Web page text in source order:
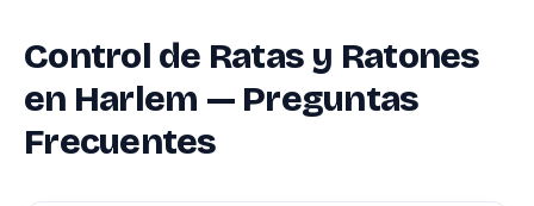
Control de Ratas y Ratones
en Harlem — Preguntas
Frecuentes